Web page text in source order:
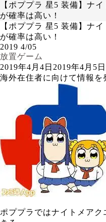
【ポププラ 星5 装備】ナ
が確率は高い！
【ポププラ 星5 装備】ナ
が確率は高い！
2019 4/05
放置ゲーム
2019年4月4日 2019年4月5日
海外在住者に向けて情報を
ポププラではナイトメア